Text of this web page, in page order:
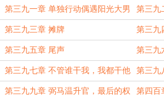
第三九一章 单独行动偶遇阳光大男
孩
第三九
第三九三章 摊牌 第三九
第三九五章 尾声 第三九
第三九七章 不管谁干我，我都干他 第三九
第三九九章 弼马温升官，最后的权 第四百